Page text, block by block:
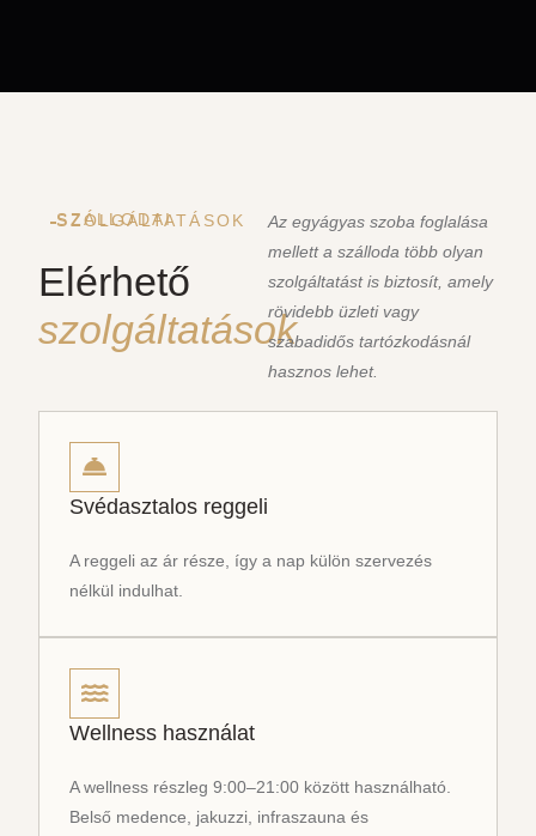
SZÁLLODAI SZOLGÁLTATÁSOK
Elérhető
szolgáltatások
Az egyágyas szoba foglalása
mellett a szálloda több olyan
szolgáltatást is biztosít, amely
rövidebb üzleti vagy
szabadidős tartózkodásnál
hasznos lehet.
Svédasztalos reggeli
A reggeli az ár része, így a nap külön szervezés
nélkül indulhat.
Wellness használat
A wellness részleg 9:00–21:00 között használható.
Belső medence, jakuzzi, infraszauna és